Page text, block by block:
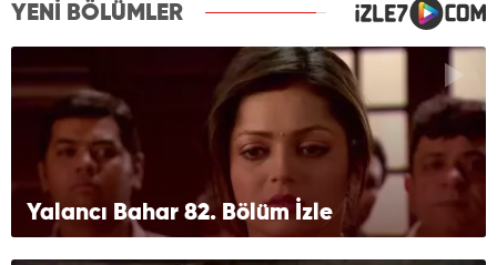
YENİ BÖLÜMLER
Yalancı Bahar 82. Bölüm İzle